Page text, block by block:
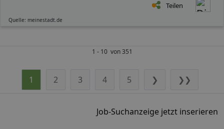
Teilen
Quelle: meinestadt.de
1 - 10 von 351
1 2 3 4 5 ❯ ❯❯
Job-Suchanzeige jetzt inserieren